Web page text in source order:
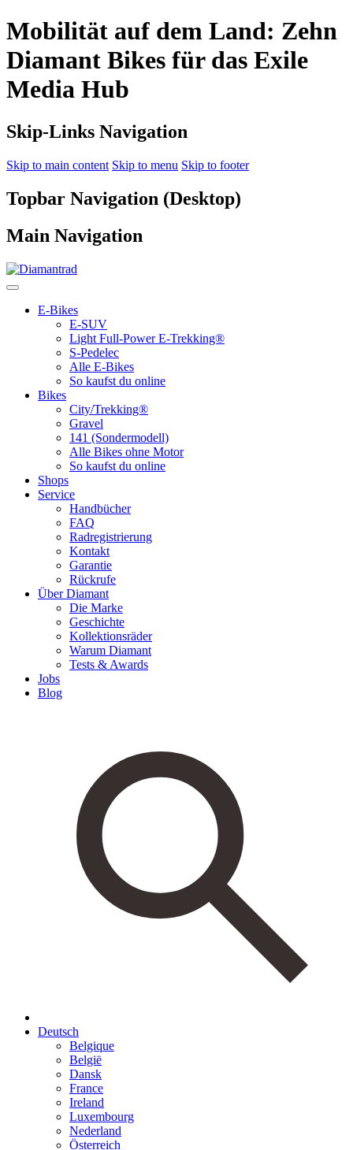
Mobilität auf dem Land: Zehn
Diamant Bikes für das Exile
Media Hub
Skip-Links Navigation
Skip to main content Skip to menu Skip to footer
Topbar Navigation (Desktop)
Main Navigation
E-Bikes
E-SUV
Light Full-Power E-Trekking®
S-Pedelec
Alle E-Bikes
So kaufst du online
Bikes
City/Trekking®
Gravel
141 (Sondermodell)
Alle Bikes ohne Motor
So kaufst du online
Shops
Service
Handbücher
FAQ
Radregistrierung
Kontakt
Garantie
Rückrufe
Über Diamant
Die Marke
Geschichte
Kollektionsräder
Warum Diamant
Tests & Awards
Jobs
Blog
Deutsch
Belgique
België
Dansk
France
Ireland
Luxembourg
Nederland
Österreich